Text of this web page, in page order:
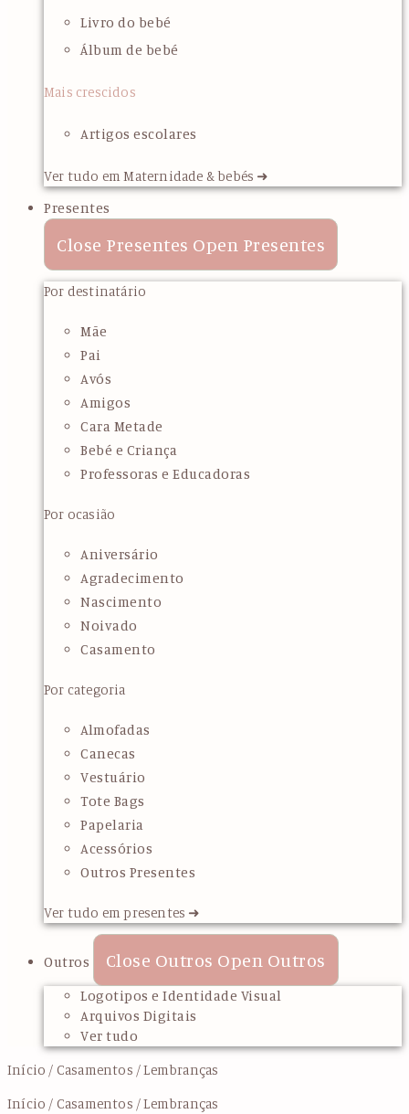
Livro do bebé
Álbum de bebé
Mais crescidos
Artigos escolares
Ver tudo em Maternidade & bebés ➜
Presentes
Close Presentes Open Presentes
Por destinatário
Mãe
Pai
Avós
Amigos
Cara Metade
Bebé e Criança
Professoras e Educadoras
Por ocasião
Aniversário
Agradecimento
Nascimento
Noivado
Casamento
Por categoria
Almofadas
Canecas
Vestuário
Tote Bags
Papelaria
Acessórios
Outros Presentes
Ver tudo em presentes ➜
Outros Close Outros Open Outros
Logotipos e Identidade Visual
Arquivos Digitais
Ver tudo
Início / Casamentos / Lembranças
Início / Casamentos / Lembranças